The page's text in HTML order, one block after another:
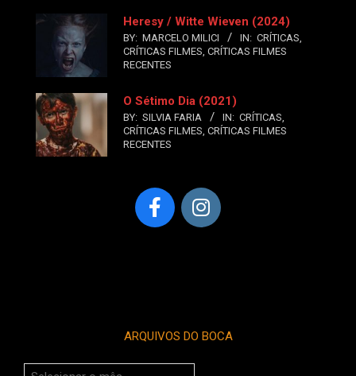
Heresy / Witte Wieven (2024)
BY: MARCELO MILICI IN: CRÍTICAS,
CRÍTICAS FILMES, CRÍTICAS FILMES
RECENTES
O Sétimo Dia (2021)
BY: SILVIA FARIA IN: CRÍTICAS,
CRÍTICAS FILMES, CRÍTICAS FILMES
RECENTES
ARQUIVOS DO BOCA
Arquivos